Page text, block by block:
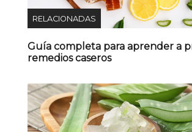
RELACIONADAS
Guía completa para aprender a
remedios caseros